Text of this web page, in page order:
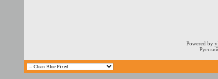
Powered by